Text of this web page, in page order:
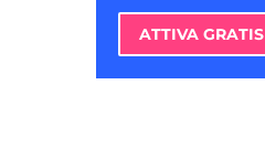
ATTIVA GRATIS